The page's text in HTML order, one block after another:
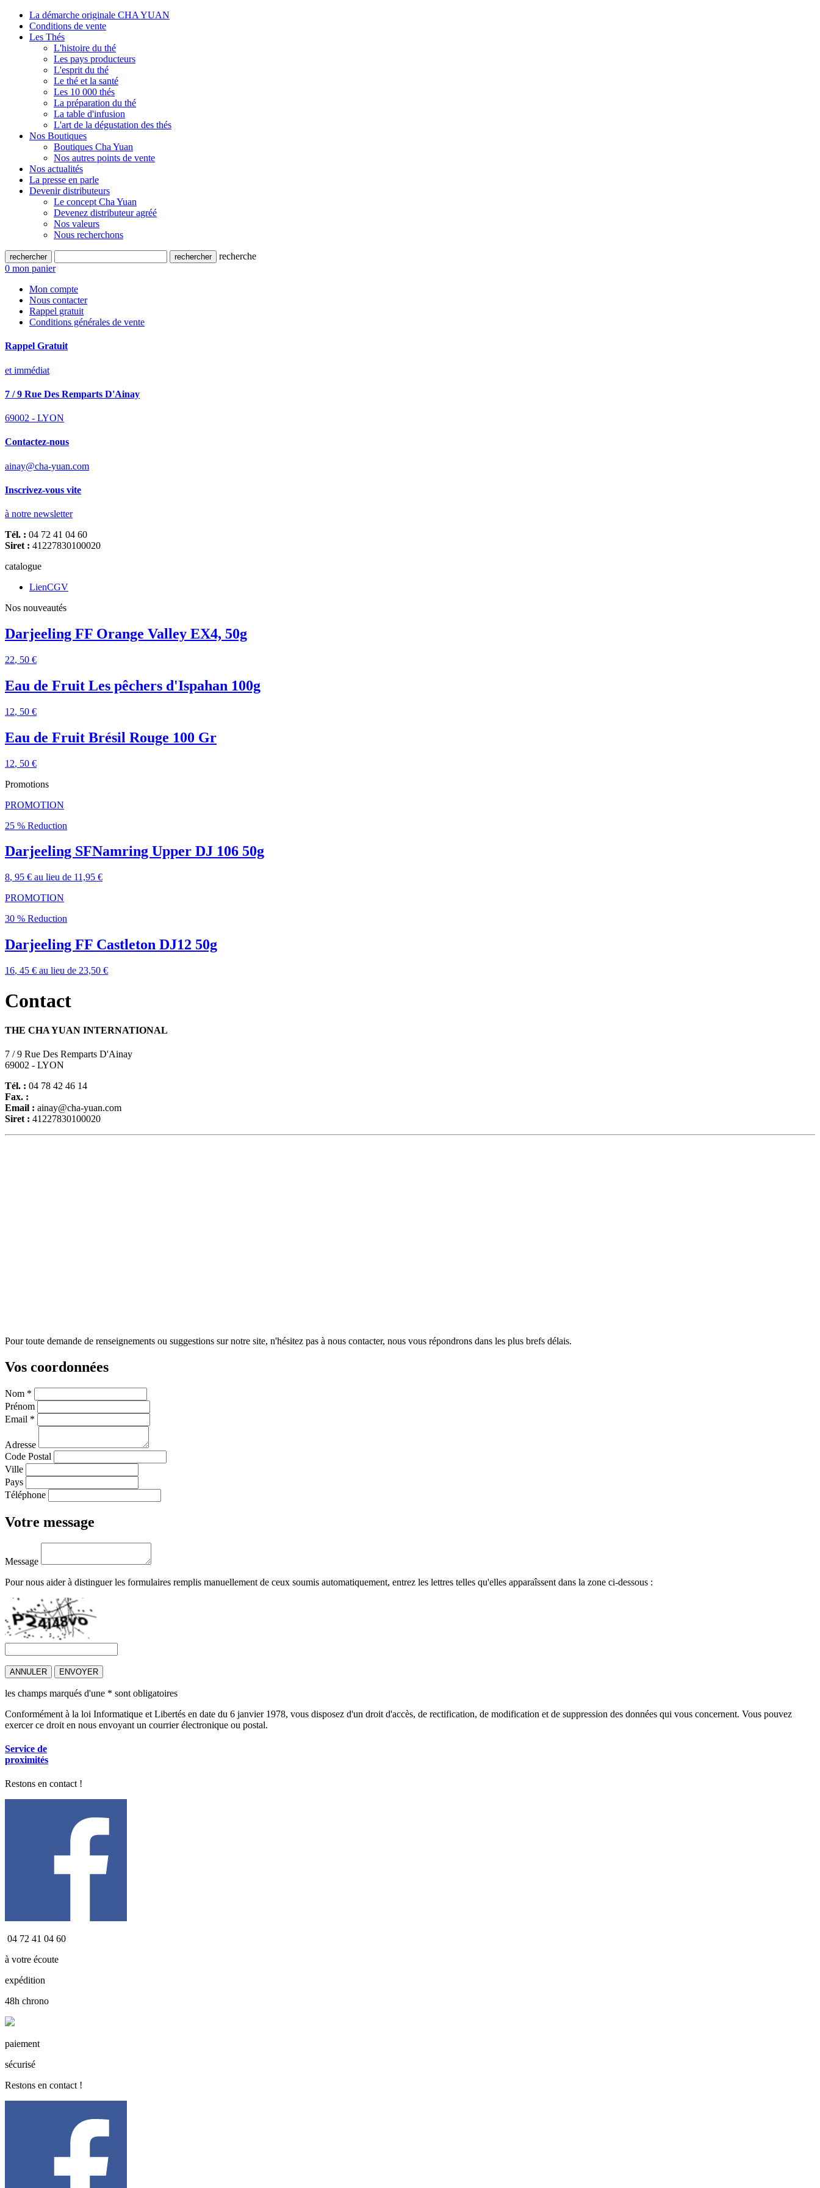
La démarche originale CHA YUAN
Conditions de vente
Les Thés
L'histoire du thé
Les pays producteurs
L'esprit du thé
Le thé et la santé
Les 10 000 thés
La préparation du thé
La table d'infusion
L'art de la dégustation des thés
Nos Boutiques
Boutiques Cha Yuan
Nos autres points de vente
Nos actualités
La presse en parle
Devenir distributeurs
Le concept Cha Yuan
Devenez distributeur agréé
Nos valeurs
Nous recherchons
recherche
0 mon panier
Mon compte
Nous contacter
Rappel gratuit
Conditions générales de vente
Rappel Gratuit
et immédiat
7 / 9 Rue Des Remparts D'Ainay
69002 - LYON
Contactez-nous
ainay@cha-yuan.com
Inscrivez-vous vite
à notre newsletter
Tél. : 04 72 41 04 60
Siret : 41227830100020
catalogue
LienCGV
Nos nouveautés
Darjeeling FF Orange Valley EX4, 50g
22, 50 €
Eau de Fruit Les pêchers d'Ispahan 100g
12, 50 €
Eau de Fruit Brésil Rouge 100 Gr
12, 50 €
Promotions
PROMOTION
25 % Reduction
Darjeeling SFNamring Upper DJ 106 50g
8, 95 € au lieu de 11,95 €
PROMOTION
30 % Reduction
Darjeeling FF Castleton DJ12 50g
16, 45 € au lieu de 23,50 €
Contact
THE CHA YUAN INTERNATIONAL
7 / 9 Rue Des Remparts D'Ainay
69002 - LYON
Tél. : 04 78 42 46 14
Fax. :
Email : ainay@cha-yuan.com
Siret : 41227830100020
Pour toute demande de renseignements ou suggestions sur notre site, n'hésitez pas à nous contacter, nous vous répondrons dans les plus brefs délais.
Vos coordonnées
Nom *
Prénom
Email *
Adresse
Code Postal
Ville
Pays
Téléphone
Votre message
Message
Pour nous aider à distinguer les formulaires remplis manuellement de ceux soumis automatiquement, entrez les lettres telles qu'elles apparaîssent dans la zone ci-dessous :
les champs marqués d'une * sont obligatoires
Conformément à la loi Informatique et Libertés en date du 6 janvier 1978, vous disposez d'un droit d'accès, de rectification, de modification et de suppression des données qui vous concernent. Vous pouvez
exercer ce droit en nous envoyant un courrier électronique ou postal.
Service de
proximités
Restons en contact !
04 72 41 04 60
à votre écoute
expédition
48h chrono
paiement
sécurisé
Restons en contact !